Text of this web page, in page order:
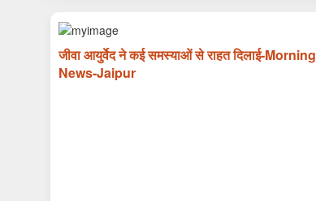
जीवा आयुर्वेद ने कई समस्याओं से राहत दिलाई-Morning
News-Jaipur